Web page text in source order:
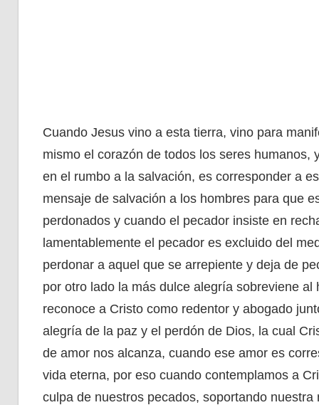
Cuando Jesus vino a esta tierra, vino para
mismo el corazón de todos los seres
en el rumbo a la salvación, es corresponder a
mensaje de salvación a los hombres para que
perdonados y cuando el pecador insiste en
lamentablemente el pecador es excluido del
perdonar a aquel que se arrepiente y deja de
por otro lado la más dulce alegría sobreviene
reconoce a Cristo como redentor y abogado
alegría de la paz y el perdón de Dios, la cual
de amor nos alcanza, cuando ese amor es
vida eterna, por eso cuando contemplamos a
culpa de nuestros pecados, soportando